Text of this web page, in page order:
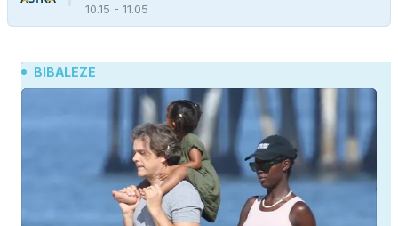
10.15 - 11.05
BIBALEZE